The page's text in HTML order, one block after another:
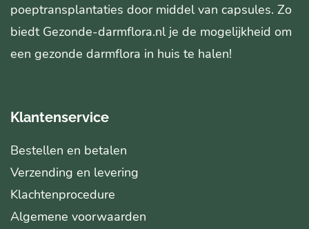
poeptransplantaties door middel van capsules. Zo
biedt Gezonde-darmflora.nl je de mogelijkheid om
een gezonde darmflora in huis te halen!
Klantenservice
Bestellen en betalen
Verzending en levering
Klachtenprocedure
Algemene voorwaarden